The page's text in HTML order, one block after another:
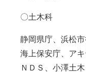
〇土木科
静岡県庁、浜松
海上保安庁、ア
ＮＤＳ、小澤土